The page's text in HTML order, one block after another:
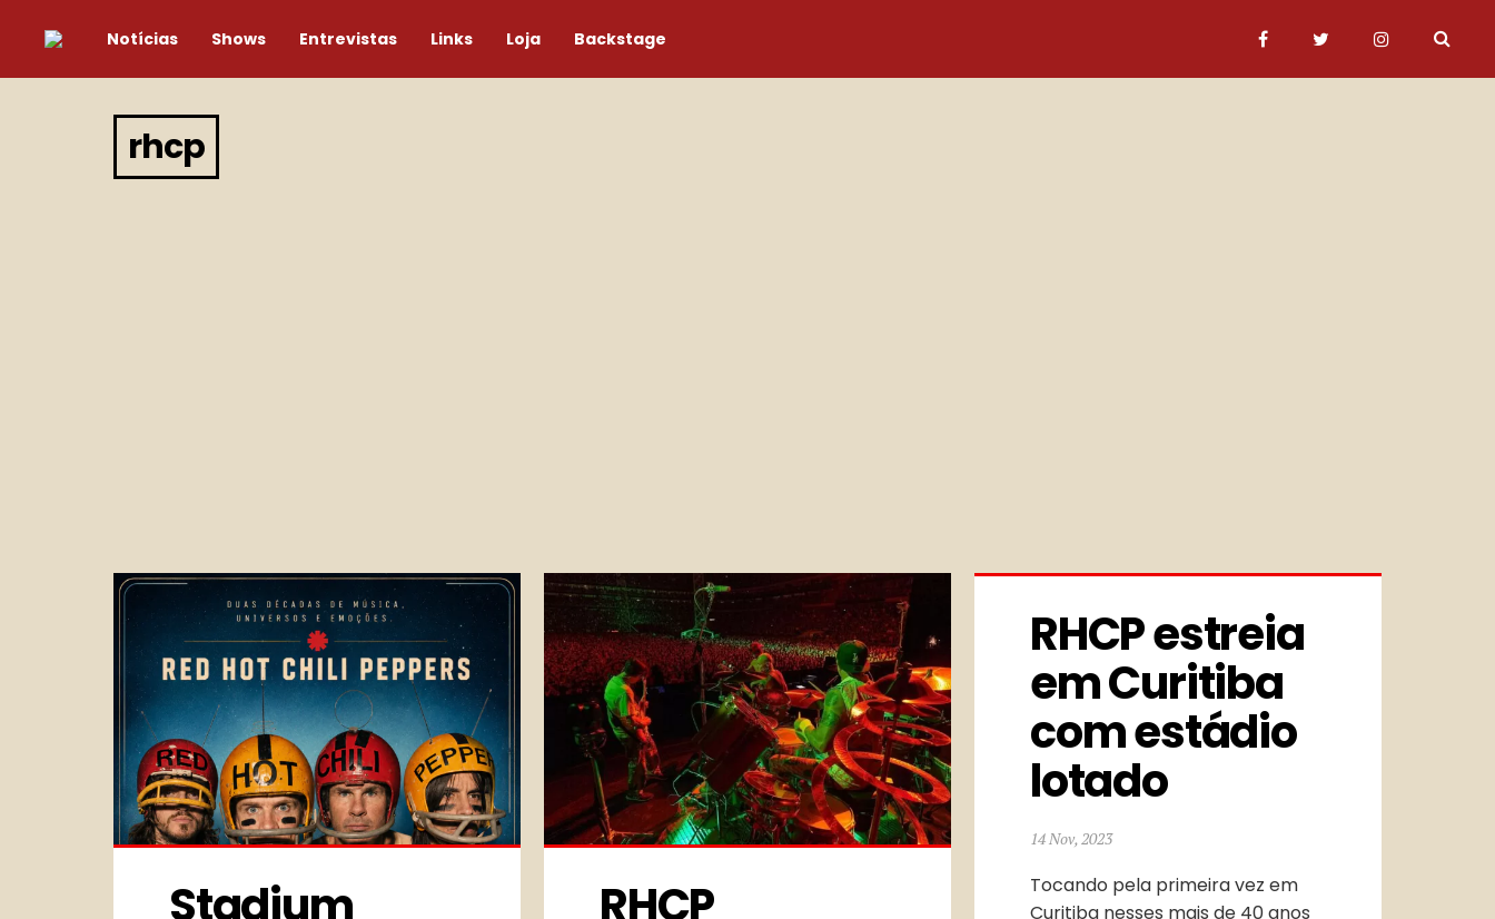
Notícias Shows Entrevistas Links Loja Backstage
rhcp
Stadium RHCP
RHCP estreia
em Curitiba
com estádio
lotado
14 Nov, 2023
Tocando pela primeira vez em
Curitiba nesses mais de 40 anos